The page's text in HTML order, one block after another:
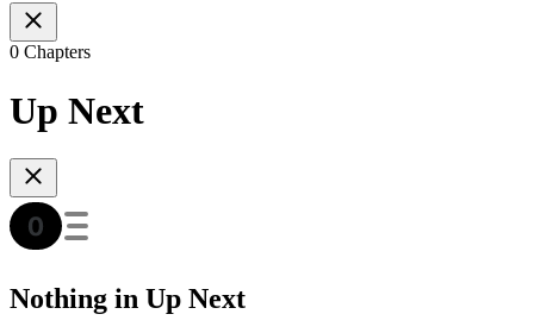
0 Chapters
Up Next
Nothing in Up Next